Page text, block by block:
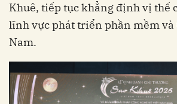
Khuê, tiếp tục khẳng định vị thế
lĩnh vực phát triển phần mềm và
Nam.